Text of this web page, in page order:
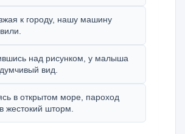
к городу, нашу машину
над рисунком, у малыша
вид.
в открытом море, пароход
жестокий шторм.